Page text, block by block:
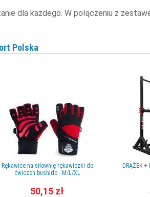
dla każdego. W połączeniu z
Polska
Rękawice na siłownię rękawiczki do
ćwiczeń bushido - M/L/XL
50,15 zł
DRĄŻEK +